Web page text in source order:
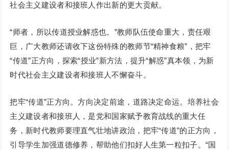
社会主义建设者和接班人作出新的更大贡献。
“师者，所以传道授业解惑也。”教师队伍使命重大，责任艰
巨，广大教师还请收下这份特殊的教师节“精神食粮”，把牢
“传道”正方向，探索“授业”新方法，提升“解惑”真本领，为新
时代社会主义建设者和接班人不懈奋斗。
把牢“传道”正方向。方向决定前途，道路决定命运。培养社会
主义建设者和接班人，是党和国家赋予教育战线的重大任
务，新时代教师要理直气壮地讲政治，把牢“传道”的正方向，
引导学生加强道德修养，帮助他们扣好人生第一粒扣子。“国